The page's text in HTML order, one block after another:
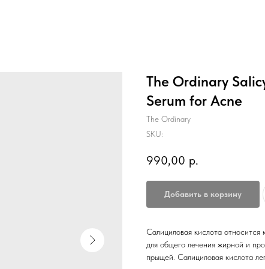
The Ordinary
Serum for Acne
The Ordinary
SKU:
990,00 р.
Добавить в корзину
Салициловая кислота
для общего лечения жирной и
прыщей. Салициловая кислота